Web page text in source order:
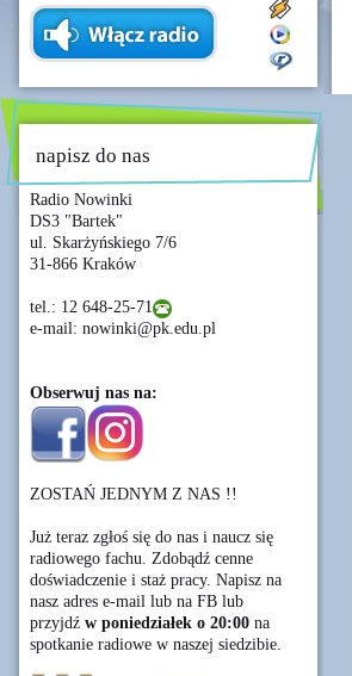
napisz do nas
Radio Nowinki
DS3 "Bartek"
ul. Skarżyńskiego 7/6
31-866 Kraków
tel.: 12 648-25-71
e-mail: nowinki@pk.edu.pl
Obserwuj nas na:
ZOSTAŃ JEDNYM Z NAS !!
Już teraz zgłoś się do nas i naucz się
radiowego fachu. Zdobądź cenne
doświadczenie i staż pracy. Napisz na
nasz adres e-mail lub na FB lub
przyjdź w poniedziałek o 20:00 na
spotkanie radiowe w naszej siedzibie.